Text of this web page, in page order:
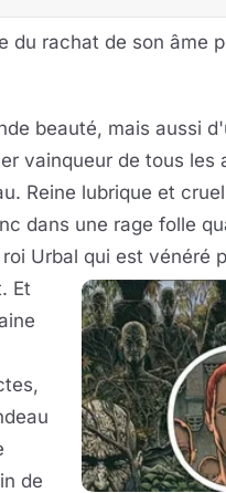
du rachat de son âme
beauté, mais aussi
vainqueur de tous les
Reine lubrique et
dans une rage folle
Urbal qui est vénéré
Et
de